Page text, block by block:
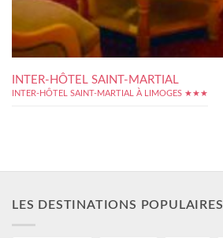
INTER-HÔTEL SAINT-MARTIAL
INTER-HÔTEL SAINT-MARTIAL À LIMOGES ★★★
LES DESTINATIONS POPULAIRES